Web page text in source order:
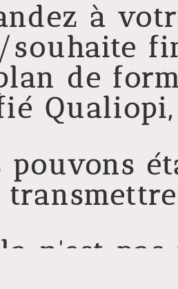
à
souhaite
de
pouvons
n'est